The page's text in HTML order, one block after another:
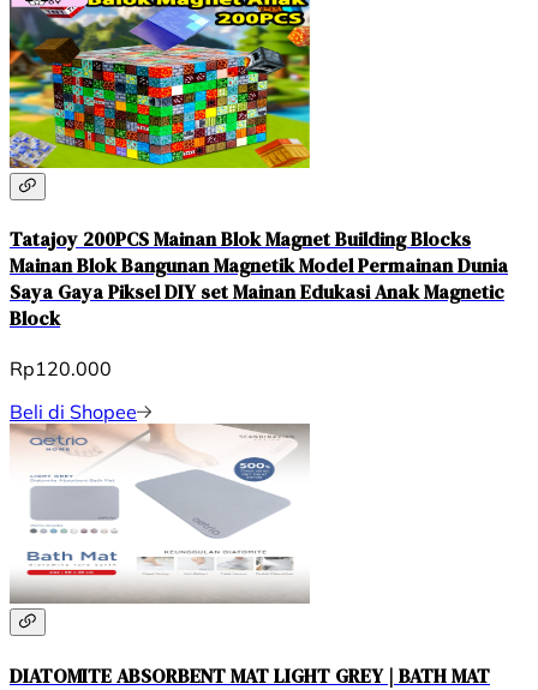
Tatajoy 200PCS Mainan Blok Magnet Building Blocks
Mainan Blok Bangunan Magnetik Model Permainan Dunia
Saya Gaya Piksel DIY set Mainan Edukasi Anak Magnetic
Block
Rp120.000
Beli di Shopee
DIATOMITE ABSORBENT MAT LIGHT GREY | BATH MAT